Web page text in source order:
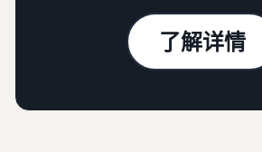
了解详情